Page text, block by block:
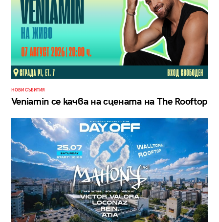
НОВИ СЪБИТИЯ
Veniamin се качва на сцената на The Rooftop